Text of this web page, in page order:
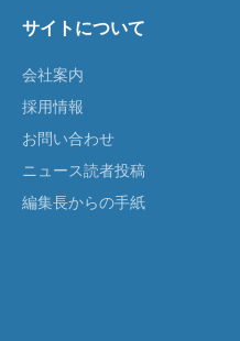
サイトについて
会社案内
採用情報
お問い合わせ
ニュース読者投稿
編集長からの手紙